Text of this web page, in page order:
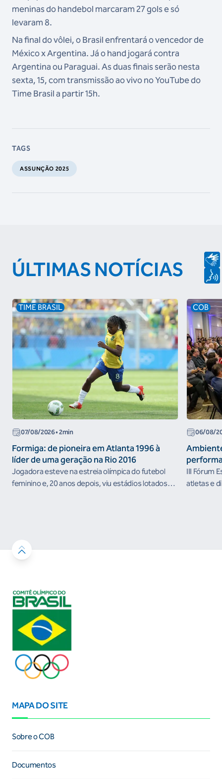
meninas do handebol marcaram 27 gols e só
levaram 8.
Na final do vôlei, o Brasil enfrentará o vencedor de
México x Argentina. Já o hand jogará contra
Argentina ou Paraguai. As duas finais serão nesta
sexta, 15, com transmissão ao vivo no YouTube do
Time Brasil a partir 15h.
TAGS
ASSUNÇÃO 2025
ÚLTIMAS NOTÍCIAS
TIME BRASIL
07/08/2026• 2min
Formiga: de pioneira em Atlanta 1996 à
líder de uma geração na Rio 2016
Jogadora esteve na estreia olímpica do futebol
feminino e, 20 anos depois, viu estádios lotados
COB
06/08/
III Fórum
atletas e
MAPA DO SITE
Sobre o COB
Documentos